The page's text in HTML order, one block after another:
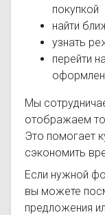
покупкой
найти
узнать
перейти
Мы
отображаем
Это помогает
сэкономить
Если нужной
вы можете
предложения